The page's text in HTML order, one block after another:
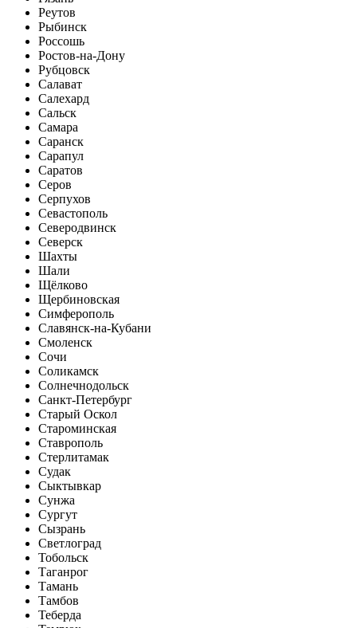
Реутов
Рыбинск
Россошь
Ростов-на-Дону
Рубцовск
Салават
Салехард
Сальск
Самара
Саранск
Сарапул
Саратов
Серов
Серпухов
Севастополь
Северодвинск
Северск
Шахты
Шали
Щёлково
Щербиновская
Симферополь
Славянск-на-Кубани
Смоленск
Сочи
Соликамск
Солнечнодольск
Санкт-Петербург
Старый Оскол
Староминская
Ставрополь
Стерлитамак
Судак
Сыктывкар
Сунжа
Сургут
Сызрань
Светлоград
Тобольск
Таганрог
Тамань
Тамбов
Теберда